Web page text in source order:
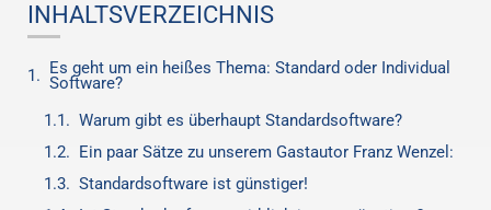
INHALTSVERZEICHNIS
Es geht um ein heißes Thema: Standard oder Individual
Software?
Warum gibt es überhaupt Standardsoftware?
Ein paar Sätze zu unserem Gastautor Franz Wenzel:
Standardsoftware ist günstiger!